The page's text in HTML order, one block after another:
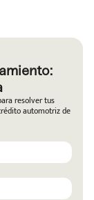
resolver tus
automotriz de